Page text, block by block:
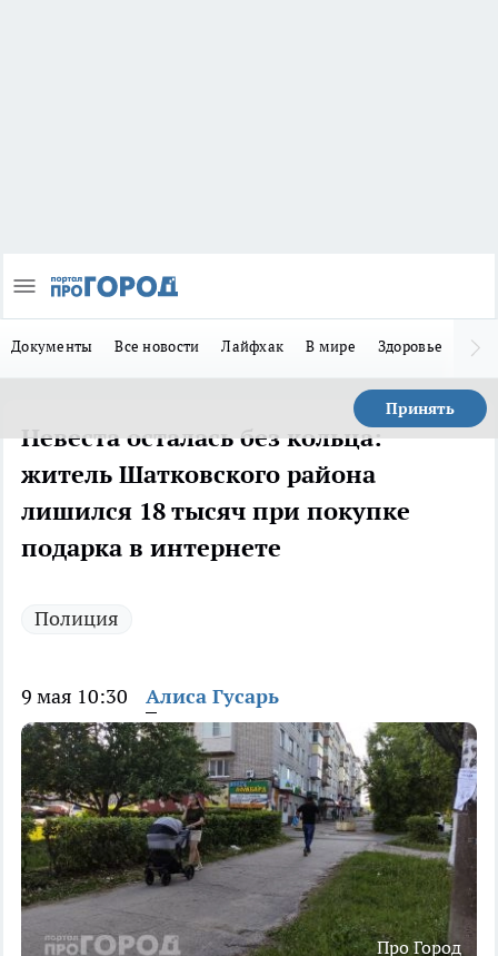
Документы Все новости Лайфхак В мире Здоровье
Принять
Невеста осталась без кольца:
житель Шатковского района
лишился 18 тысяч при покупке
подарка в интернете
Полиция
9 мая 10:30 Алиса Гусарь
Про Город